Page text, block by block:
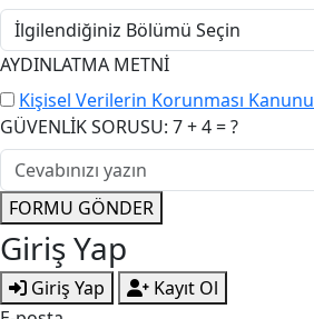
AYDINLATMA METNİ
Kişisel Verilerin Korunması Kanunu
GÜVENLİK SORUSU: 7 + 4 = ?
FORMU GÖNDER
Giriş Yap
Giriş Yap
Kayıt Ol